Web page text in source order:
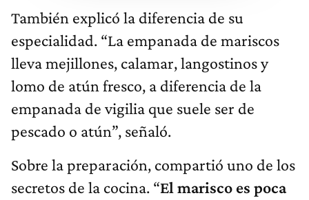
También explicó la diferencia de su
especialidad. “La empanada de mariscos
lleva mejillones, calamar, langostinos y
lomo de atún fresco, a diferencia de la
empanada de vigilia que suele ser de
pescado o atún”, señaló.
Sobre la preparación, compartió uno de los
secretos de la cocina. “El marisco es poca